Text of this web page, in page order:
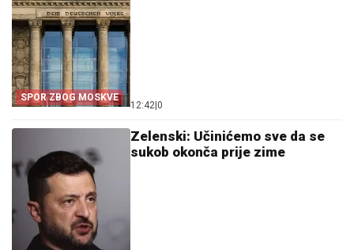
SPOR ZBOG MOSKVE
12:42 0
Zelenski: Učinićemo sve da se
sukob okonča prije zime